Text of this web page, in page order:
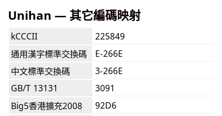
Unihan — 其它編碼映射
kCCCII
225849
通用漢字標準交換碼
E-266E
中文標準交換碼
3-266E
GB/T 13131
3091
Big5香港擴充2008
92D6